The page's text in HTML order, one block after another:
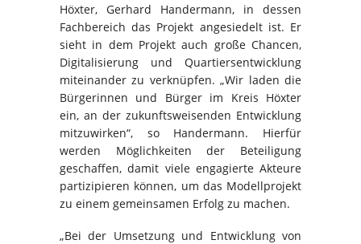
Höxter, Gerhard Handermann, in dessen
Fachbereich das Projekt angesiedelt ist. Er
sieht in dem Projekt auch große Chancen,
Digitalisierung und Quartiersentwicklung
miteinander zu verknüpfen. „Wir laden die
Bürgerinnen und Bürger im Kreis Höxter
ein, an der zukunftsweisenden Entwicklung
mitzuwirken“, so Handermann. Hierfür
werden Möglichkeiten der Beteiligung
geschaffen, damit viele engagierte Akteure
partizipieren können, um das Modellprojekt
zu einem gemeinsamen Erfolg zu machen.
„Bei der Umsetzung und Entwicklung von